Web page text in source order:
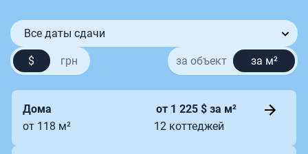
Все даты сдачи
$ грн за объект за м²
Дома
от 1 225 $ за м²
от 118 м²
12 коттеджей